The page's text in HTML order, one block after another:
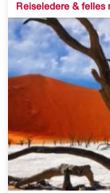
Reiseledere & felles